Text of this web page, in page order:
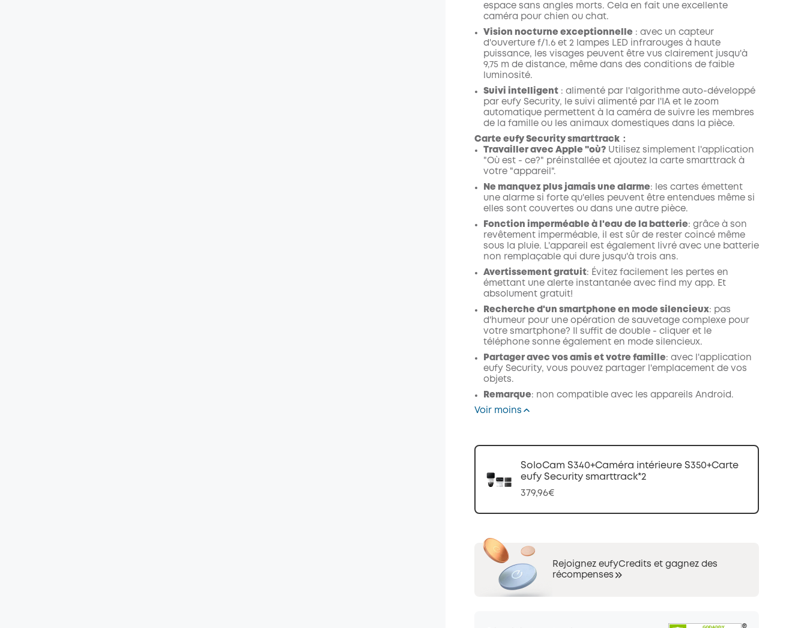
espace sans angles morts. Cela en fait une excellente
caméra pour chien ou chat.
Vision nocturne exceptionnelle: avec un capteur
d'ouverture f/1.6 et 2 lampes LED infrarouges à haute
puissance, les visages peuvent être vus clairement jusqu'à
9,75 m de distance, même dans des conditions de faible
luminosité.
Suivi intelligent: alimenté par l'algorithme auto-développé
par eufy Security, le suivi alimenté par l'IA et le zoom
automatique permettent à la caméra de suivre les membres
de la famille ou les animaux domestiques dans la pièce.
Carte eufy Security smarttrack：
Travailler avec Apple "où?Utilisez simplement l'application
"Où est - ce?" préinstallée et ajoutez la carte smarttrack à
votre "appareil".
Ne manquez plus jamais une alarme: les cartes émettent
une alarme si forte qu'elles peuvent être entendues même si
elles sont couvertes ou dans une autre pièce.
Fonction imperméable à l'eau de la batterie: grâce à son
revêtement imperméable, il est sûr de rester coincé même
sous la pluie. L'appareil est également livré avec une batterie
non remplaçable qui dure jusqu'à trois ans.
Avertissement gratuit: Évitez facilement les pertes en
émettant une alerte instantanée avec find my app. Et
absolument gratuit!
Recherche d'un smartphone en mode silencieux: pas
d'humeur pour une opération de sauvetage complexe pour
votre smartphone? Il suffit de double - cliquer et le
téléphone sonne également en mode silencieux.
Partager avec vos amis et votre famille: avec l'application
eufy Security, vous pouvez partager l'emplacement de vos
objets.
Remarque: non compatible avec les appareils Android.
Voir moins
SoloCam S340+Caméra intérieure S350+Carte
eufy Security smarttrack*2
379,96€
Rejoignez eufyCredits et gagnez des
récompenses